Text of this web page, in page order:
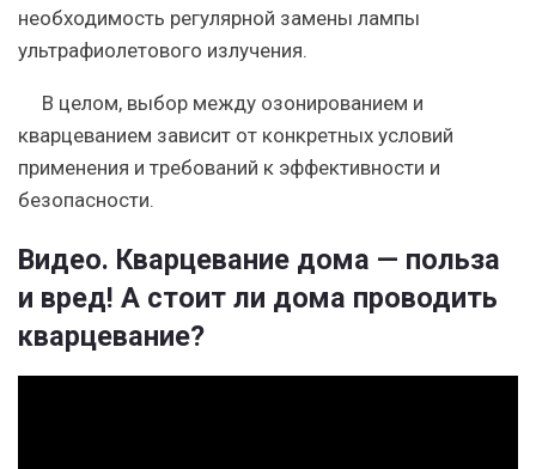
необходимость регулярной замены лампы
ультрафиолетового излучения.
В целом, выбор между озонированием и
кварцеванием зависит от конкретных условий
применения и требований к эффективности и
безопасности.
Видео. Кварцевание дома — польза
и вред! А стоит ли дома проводить
кварцевание?